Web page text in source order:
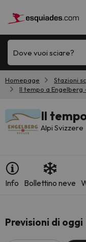
Dove vuoi sciare?
Homepage Stazioni
Il tempo a Engelberg
Il
Alpi Svizzere
Info Bollettino neve
Previsioni di oggi